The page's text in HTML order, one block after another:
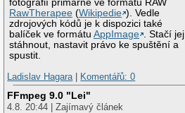
fotografií primárně ve formátů RAW
RawTherapee (Wikipedie ). Vedle
zdrojových kódů je k dispozici také
balíček ve formátuAppImage . Stačí jej
stáhnout, nastavit právo ke spuštění a
spustit.
Ladislav Hagara| Komentářů: 0
FFmpeg 9.0 "Lei"
4.8. 20:44 | Zajímavý článek